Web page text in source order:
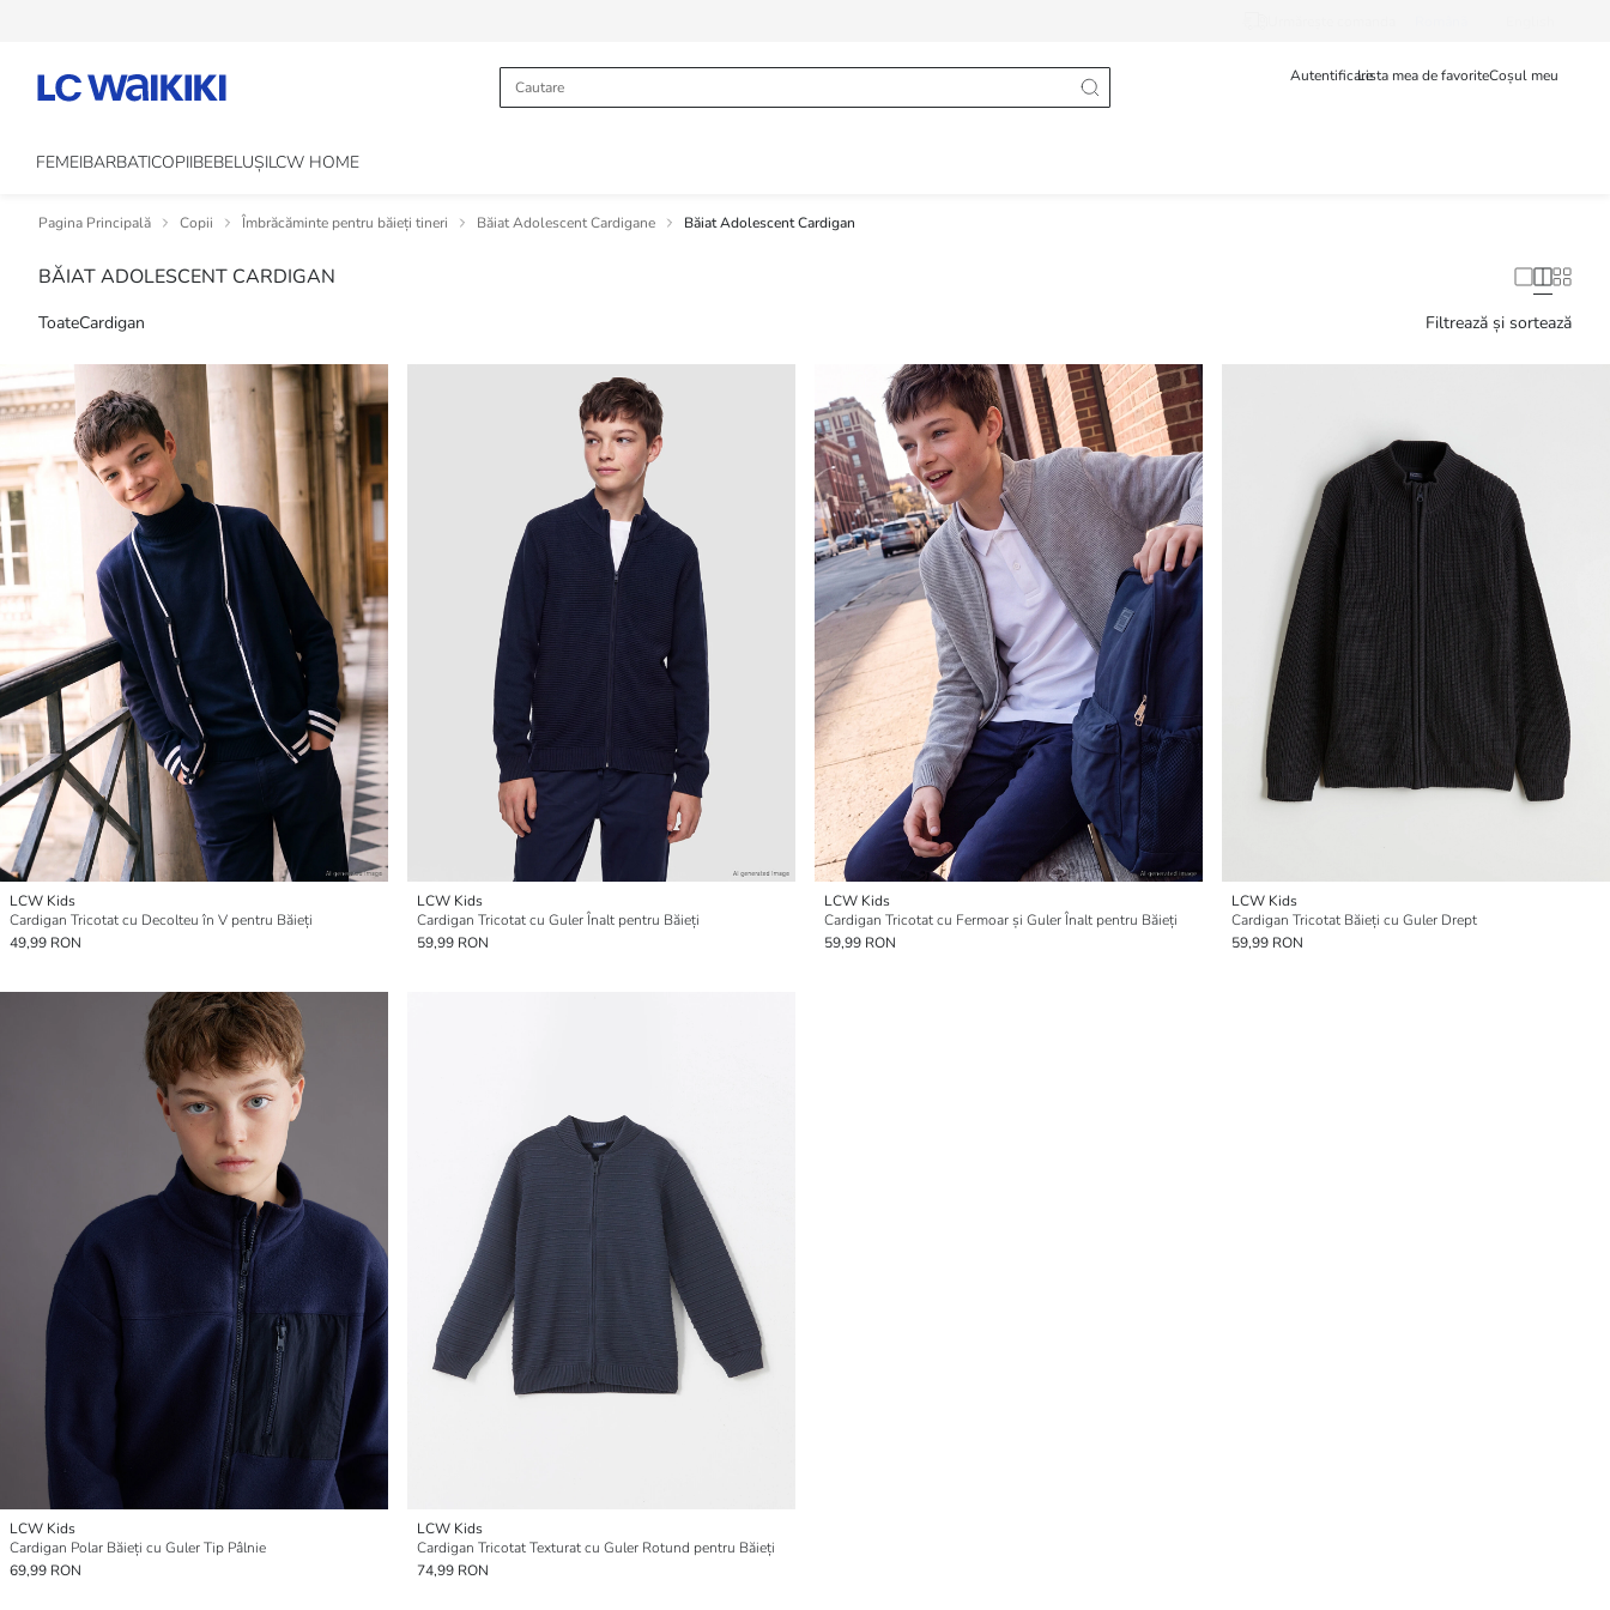
AutentificareLista mea de favoriteCoșul meu
FEMEIBARBATICOPIIBEBELUȘILCW HOME
Pagina Principală Copii Îmbrăcăminte pentru băieți tineri Băiat Adolescent Cardigane Băiat Adolescent Cardigan
BĂIAT ADOLESCENT CARDIGAN
ToateCardigan Filtrează și sortează
LCW Kids
Cardigan Tricotat cu Decolteu în V pentru Băieți
49,99 RON
LCW Kids
Cardigan Tricotat cu Guler Înalt pentru Băieți
59,99 RON
LCW Kids
Cardigan Tricotat cu Fermoar și Guler Înalt pentru Băieți
59,99 RON
LCW Kids
Cardigan Tricotat Băieți cu Guler Drept
59,99 RON
LCW Kids
Cardigan Polar Băieți cu Guler Tip Pâlnie
69,99 RON
LCW Kids
Cardigan Tricotat Texturat cu Guler Rotund pentru Băieți
74,99 RON